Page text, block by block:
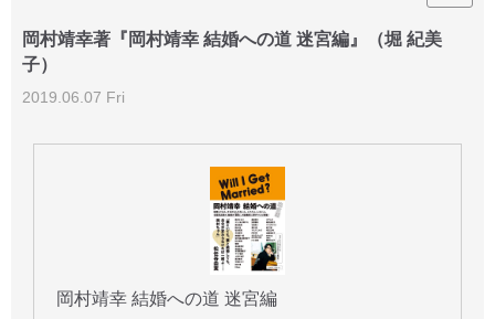
岡村靖幸著『岡村靖幸 結婚への道 迷宮編』（堀 紀美
子）
2019.06.07 Fri
岡村靖幸 結婚への道 迷宮編